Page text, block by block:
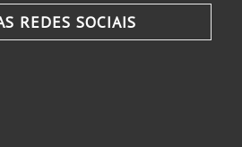
REDES SOCIAIS